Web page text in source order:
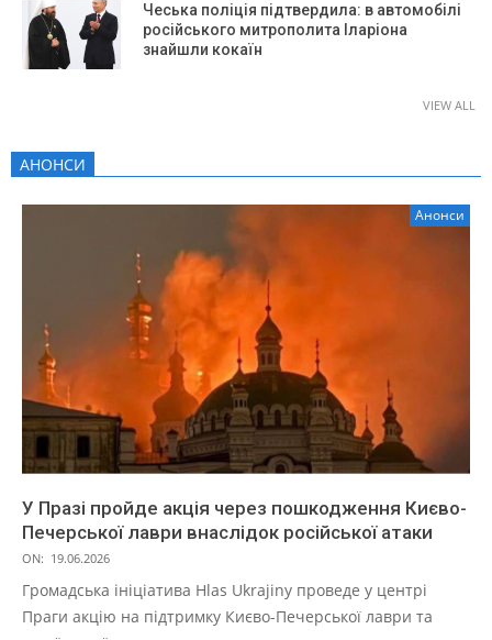
Чеська поліція підтвердила: в автомобілі
російського митрополита Іларіона
знайшли кокаїн
VIEW ALL
АНОНСИ
Анонси
У Празі пройде акція через пошкодження Києво-
Печерської лаври внаслідок російської атаки
ON: 19.06.2026
Громадська ініціатива Hlas Ukrajiny проведе у центрі
Праги акцію на підтримку Києво-Печерської лаври та